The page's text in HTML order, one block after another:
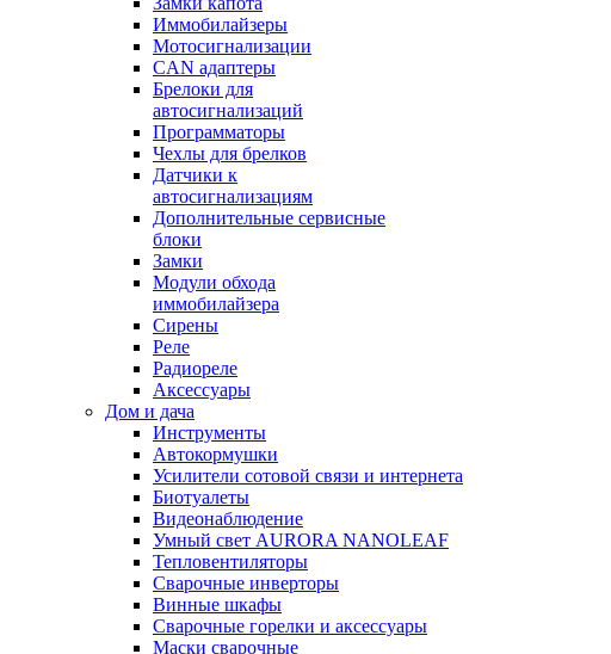
Иммобилайзеры
Мотосигнализации
CAN адаптеры
Брелоки для
автосигнализаций
Программаторы
Чехлы для брелков
Датчики к
автосигнализациям
Дополнительные сервисные
блоки
Замки
Модули обхода
иммобилайзера
Сирены
Реле
Радиореле
Аксессуары
Дом и дача
Инструменты
Автокормушки
Усилители сотовой связи и интернета
Биотуалеты
Видеонаблюдение
Умный свет AURORA NANOLEAF
Тепловентиляторы
Сварочные инверторы
Винные шкафы
Сварочные горелки и аксессуары
Маски сварочные